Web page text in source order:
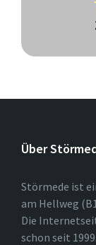
Über
Störmede ist
am Hellweg
Die
schon seit 1999.